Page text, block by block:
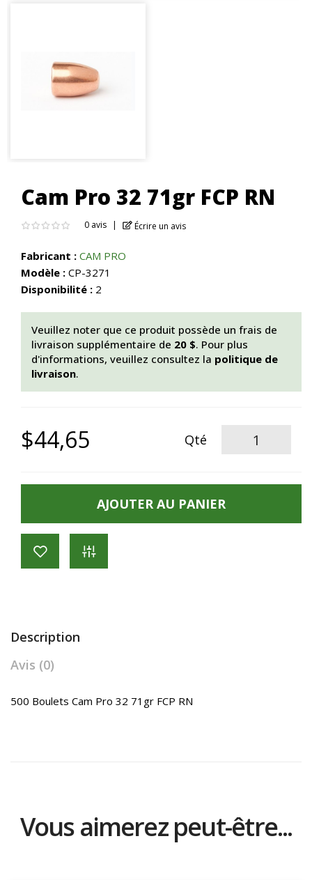
Cam Pro 32 71gr FCP RN
0 avis Écrire un avis
Fabricant : CAM PRO
Modèle : CP-3271
Disponibilité : 2
Veuillez noter que ce produit possède un frais de
livraison supplémentaire de 20 $. Pour plus
d'informations, veuillez consultez la politique de
livraison.
$44,65 Qté
AJOUTER AU PANIER
Description
Avis (0)
500 Boulets Cam Pro 32 71gr FCP RN
Vous aimerez peut-être...